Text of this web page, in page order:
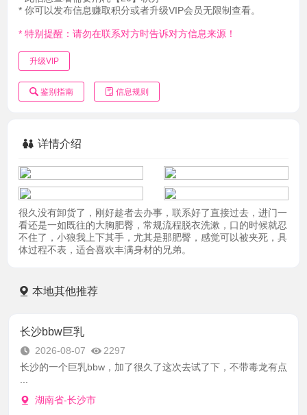
* 你可以发布信息赚取积分或者升级VIP会员无限制查看。
* 特别提醒：请勿在联系对方时告诉对方信息来源！
升级VIP
鉴别指南 信息规则
详情介绍
很久没有卸货了，刚好趁者去办事，联系好了直接过去，进门一
看还是一如既往的大胸肥臀，常规流程脱衣洗漱，口的时候就忍
不住了，小狼我上下其手，尤其是那肥臀，感觉可以被夹死，具
体过程不表，适合喜欢丰满身材的兄弟。
本地其他推荐
长沙bbw巨乳
2026-08-07
2297
长沙的一个巨乳bbw，加了很久了这次去试了下，不带毒龙有点
...
湖南省-长沙市